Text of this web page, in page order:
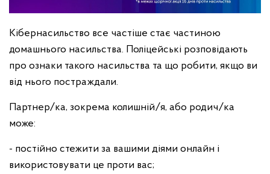
Кібернасильство все частіше стає частиною
домашнього насильства. Поліцейські розповідають
про ознаки такого насильства та що робити, якщо ви
від нього постраждали.
Партнер/ка, зокрема колишній/я, або родич/ка
може:
- постійно стежити за вашими діями онлайн і
використовувати це проти вас;